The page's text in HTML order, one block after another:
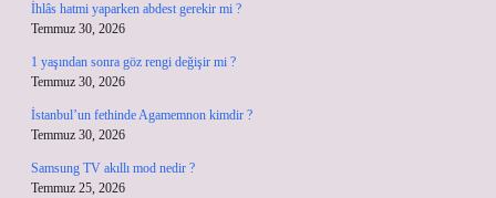
İhlâs hatmi yaparken abdest gerekir mi ?
Temmuz 30, 2026
1 yaşından sonra göz rengi değişir mi ?
Temmuz 30, 2026
İstanbul’un fethinde Agamemnon kimdir ?
Temmuz 30, 2026
Samsung TV akıllı mod nedir ?
Temmuz 25, 2026